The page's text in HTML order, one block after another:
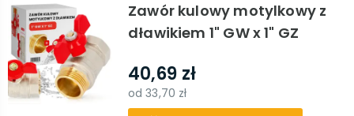
Zawór kulowy motylkowy z
dławikiem 1" GW x 1" GZ
40,69 zł
od33,70 zł